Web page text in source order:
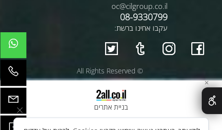
oc@cilgroup.co.il
08-9330799
עקבו אחינו ברשת:
© All Rights Reserved
בניית אתרים
✕